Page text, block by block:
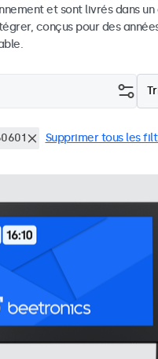
et sont livrés dans un
conçus pour des
Supprimer tous les